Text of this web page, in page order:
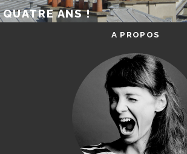
QUATRE ANS !
A PROPOS